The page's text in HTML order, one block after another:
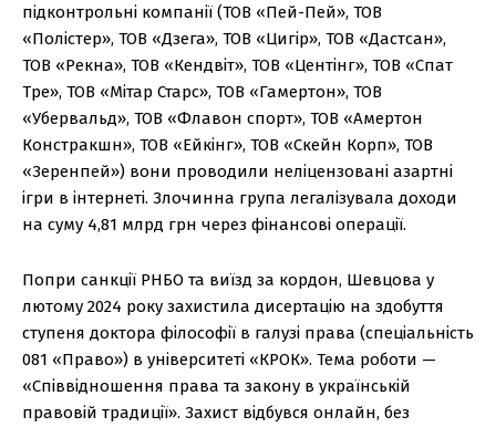
підконтрольні компанії (ТОВ «Пей-Пей», ТОВ
«Полістер», ТОВ «Дзега», ТОВ «Цигір», ТОВ «Дастсан»,
ТОВ «Рекна», ТОВ «Кендвіт», ТОВ «Центінг», ТОВ «Спат
Тре», ТОВ «Мітар Старс», ТОВ «Гамертон», ТОВ
«Убервальд», ТОВ «Флавон спорт», ТОВ «Амертон
Констракшн», ТОВ «Ейкінг», ТОВ «Скейн Корп», ТОВ
«Зеренпей») вони проводили неліцензовані азартні
ігри в інтернеті. Злочинна група легалізувала доходи
на суму 4,81 млрд грн через фінансові операції.
Попри санкції РНБО та виїзд за кордон, Шевцова у
лютому 2024 року захистила дисертацію на здобуття
ступеня доктора філософії в галузі права (спеціальність
081 «Право») в університеті «КРОК». Тема роботи —
«Співвідношення права та закону в українській
правовій традиції». Захист відбувся онлайн, без